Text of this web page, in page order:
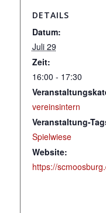
DETAILS
Datum:
Juli 29
Zeit:
16:00 - 17:30
vereinsintern
Veranstaltung-
Spielwiese
Website:
https://